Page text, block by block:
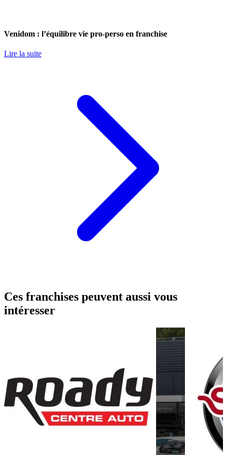
Venidom : l’équilibre vie pro-perso en franchise
Lire la suite
Ces franchises peuvent aussi vous
intéresser